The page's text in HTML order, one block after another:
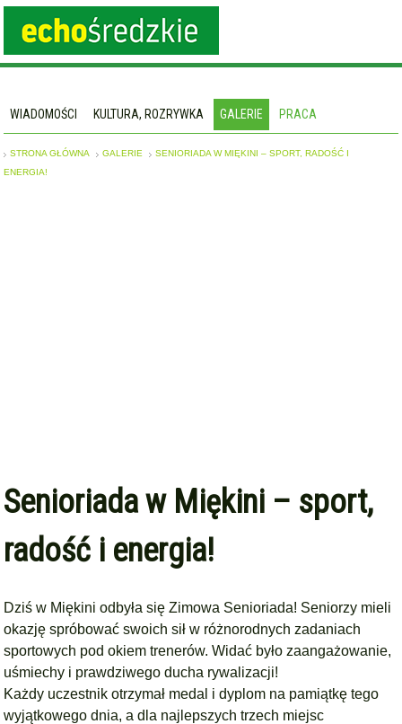
WIADOMOŚCI KULTURA, ROZRYWKA GALERIE PRACA
STRONA GŁÓWNA GALERIE
SENIORIADA W MIĘKINI – SPORT, RADOŚĆ I
ENERGIA!
Senioriada w Miękini – sport,
radość i energia!
Dziś w Miękini odbyła się Zimowa Senioriada! Seniorzy mieli
okazję spróbować swoich sił w różnorodnych zadaniach
sportowych pod okiem trenerów. Widać było zaangażowanie,
uśmiechy i prawdziwego ducha rywalizacji!
Każdy uczestnik otrzymał medal i dyplom na pamiątkę tego
wyjątkowego dnia, a dla najlepszych trzech miejsc